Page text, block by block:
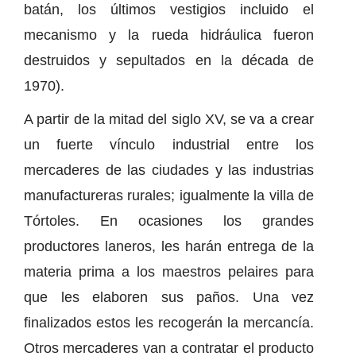
batán, los últimos vestigios incluido el
mecanismo y la rueda hidráulica fueron
destruidos y sepultados en la década de
1970).
A partir de la mitad del siglo XV, se va a crear
un fuerte vínculo industrial entre los
mercaderes de las ciudades y las industrias
manufactureras rurales; igualmente la villa de
Tórtoles. En ocasiones los grandes
productores laneros, les harán entrega de la
materia prima a los maestros pelaires para
que les elaboren sus paños. Una vez
finalizados estos les recogerán la mercancía.
Otros mercaderes van a contratar el producto